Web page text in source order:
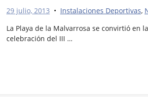
29 julio, 2013 • Instalaciones Deportivas,
La Playa de la Malvarrosa se convirtió en
celebración del III …